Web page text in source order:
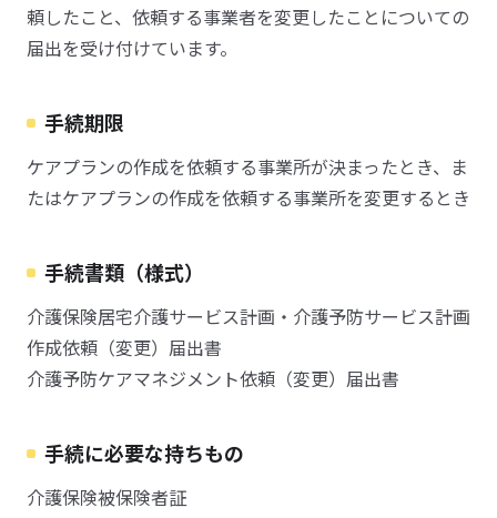
頼したこと、依頼する事業者を変更したことについての
届出を受け付けています。
手続期限
ケアプランの作成を依頼する事業所が決まったとき、ま
たはケアプランの作成を依頼する事業所を変更するとき
手続書類（様式）
介護保険居宅介護サービス計画・介護予防サービス計画
作成依頼（変更）届出書
介護予防ケアマネジメント依頼（変更）届出書
手続に必要な持ちもの
介護保険被保険者証